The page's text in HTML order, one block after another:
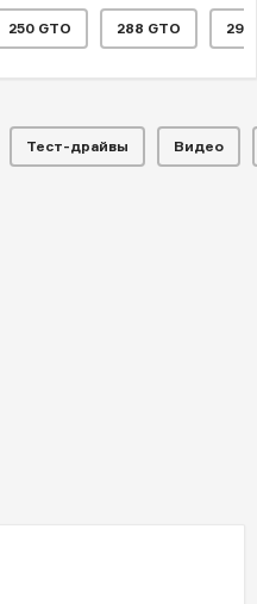
250 GTO 288 GTO 296
Тест-драйвы Видео